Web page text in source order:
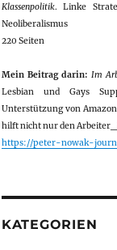
Klassenpolitik. Linke
Neoliberalismus
220 Seiten
Mein Beitrag darin: Im
Lesbian und Gays
Unterstützung von
hilft nicht nur den
https://peter-nowak-
KATEGORIEN